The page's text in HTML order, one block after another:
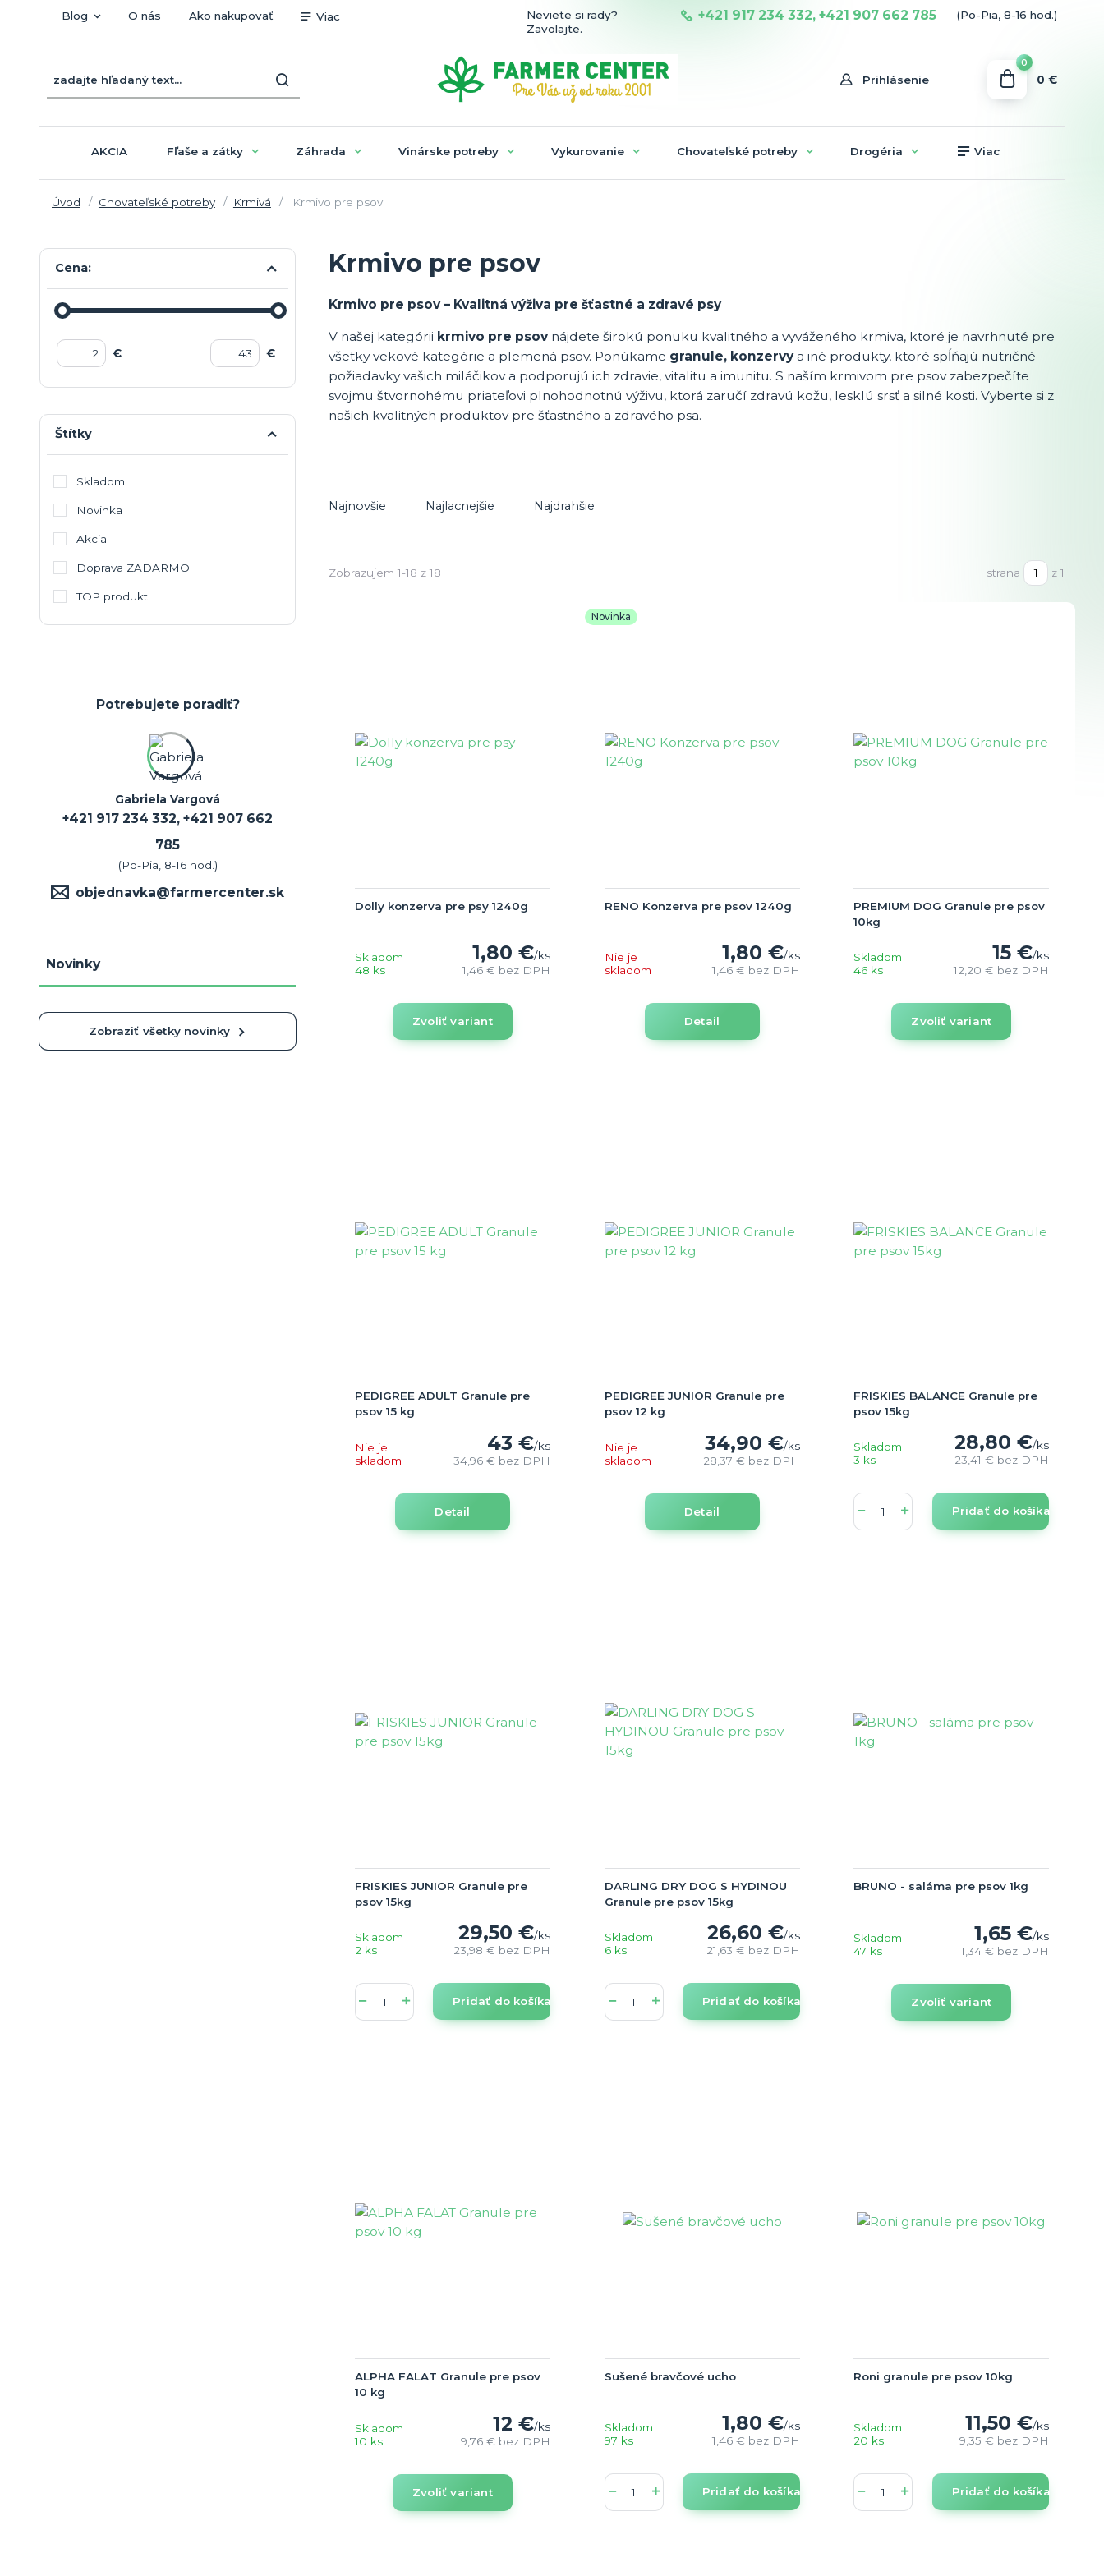
Blog O nás Ako nakupovať Viac
Prihlásenie
Neviete si rady?
Zavolajte.
+421 917 234 332, +421 907 662 785 (Po-Pia, 8-16 hod.)
0
0 €
AKCIA Fľaše a zátky Záhrada Vinárske potreby Vykurovanie Chovateľské potreby Drogéria Viac
Úvod Chovateľské potreby Krmivá Krmivo pre psov
Krmivo pre psov
Krmivo pre psov – Kvalitná výživa pre šťastné a zdravé psy
V našej kategórii krmivo pre psovnájdete širokú ponuku kvalitného a vyváženého krmiva, ktoré je navrhnuté pre
všetky vekové kategórie a plemená psov. Ponúkame granule, konzervya iné produkty, ktoré spĺňajú nutričné
požiadavky vašich miláčikov a podporujú ich zdravie, vitalitu a imunitu. S naším krmivom pre psov zabezpečíte
svojmu štvornohému priateľovi plnohodnotnú výživu, ktorá zaručí zdravú kožu, lesklú srsť a silné kosti. Vyberte si z
našich kvalitných produktov pre šťastného a zdravého psa.
Najnovšie Najlacnejšie Najdrahšie
Zobrazujem 1-18 z 18 strana z 1
Dolly konzerva pre psy 1240g
1,80 €/ks
1,46 € bez DPH
Skladom
48 ks
Zvoliť variant
Novinka
RENO Konzerva pre psov 1240g
1,80 €/ks
1,46 € bez DPH
Nie je
skladom
Detail
PREMIUM DOG Granule pre psov
10kg
15 €/ks
12,20 € bez DPH
Skladom
46 ks
Zvoliť variant
PEDIGREE ADULT Granule pre
psov 15 kg
43 €/ks
34,96 € bez DPH
Nie je
skladom
Detail
PEDIGREE JUNIOR Granule pre
psov 12 kg
34,90 €/ks
28,37 € bez DPH
Nie je
skladom
Detail
FRISKIES BALANCE Granule pre
psov 15kg
28,80 €/ks
23,41 € bez DPH
Skladom
3 ks
Pridať do košíka
FRISKIES JUNIOR Granule pre
psov 15kg
29,50 €/ks
23,98 € bez DPH
Skladom
2 ks
Pridať do košíka
DARLING DRY DOG S HYDINOU
Granule pre psov 15kg
26,60 €/ks
21,63 € bez DPH
Skladom
6 ks
Pridať do košíka
BRUNO - saláma pre psov 1kg
1,65 €/ks
1,34 € bez DPH
Skladom
47 ks
Zvoliť variant
ALPHA FALAT Granule pre psov
10 kg
12 €/ks
9,76 € bez DPH
Skladom
10 ks
Zvoliť variant
Sušené bravčové ucho
1,80 €/ks
1,46 € bez DPH
Skladom
97 ks
Pridať do košíka
Roni granule pre psov 10kg
11,50 €/ks
9,35 € bez DPH
Skladom
20 ks
Pridať do košíka
Cena:
€ €
Štítky
Skladom
Novinka
Akcia
Doprava ZADARMO
TOP produkt
Potrebujete poradiť?
Gabriela Vargová
+421 917 234 332, +421 907 662
785
(Po-Pia, 8-16 hod.)
objednavka@farmercenter.sk
Novinky
Zobraziť všetky novinky